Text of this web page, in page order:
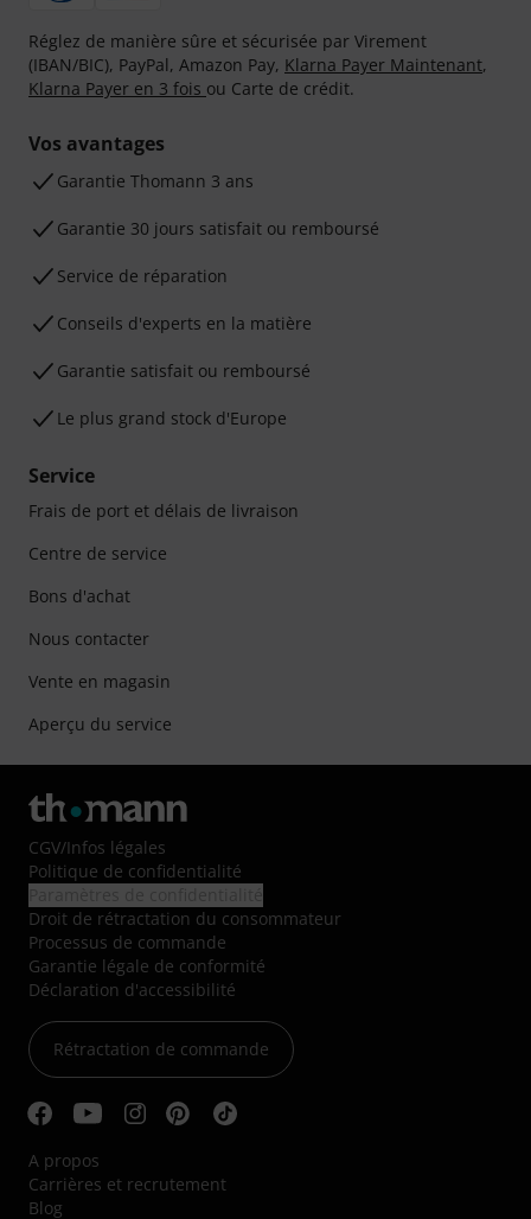
Réglez de manière sûre et sécurisée par Virement
(IBAN/BIC), PayPal, Amazon Pay, Klarna Payer Maintenant,
Klarna Payer en 3 fois ou Carte de crédit.
Vos avantages
Ga­ran­tie Thomann 3 ans
Garantie 30 jours satisfait ou remboursé
Service de réparation
Conseils d'experts en la matière
Garantie satisfait ou remboursé
Le plus grand stock d'Europe
Service
Frais de port et délais de livraison
Centre de service
Bons d'achat
Nous contacter
Vente en magasin
Aperçu du service
CGV/Infos légales
Politique de confidentialité
Droit de rétractation du consommateur
Processus de commande
Garantie légale de conformité
Déclaration d'accessibilité
Rétractation de commande
A propos
Carrières et recrutement
Blog